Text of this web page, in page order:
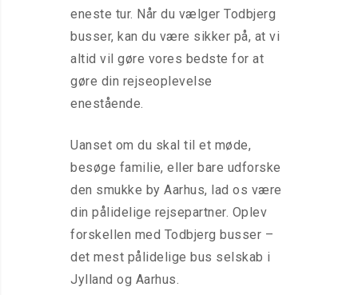
eneste tur. Når du vælger Todbjerg
busser, kan du være sikker på, at vi
altid vil gøre vores bedste for at
gøre din rejseoplevelse
enestående.
Uanset om du skal til et møde,
besøge familie, eller bare udforske
den smukke by Aarhus, lad os være
din pålidelige rejsepartner. Oplev
forskellen med Todbjerg busser –
det mest pålidelige bus selskab i
Jylland og Aarhus.